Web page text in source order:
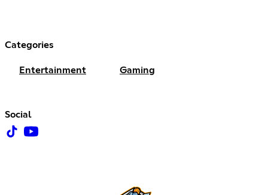
Categories
Entertainment Gaming
Social